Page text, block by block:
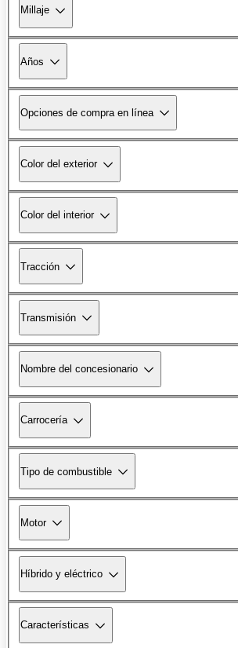
Millaje
Años
Opciones de compra en línea
Color del exterior
Color del interior
Tracción
Transmisión
Nombre del concesionario
Carrocería
Tipo de combustible
Motor
Híbrido y eléctrico
Características